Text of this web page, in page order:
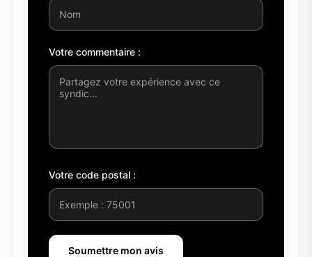
Votre commentaire :
Votre code postal :
Soumettre mon avis